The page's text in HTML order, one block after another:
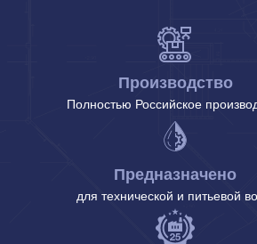
Производство
Полностью Российское
Предназначено
для технической и питьевой